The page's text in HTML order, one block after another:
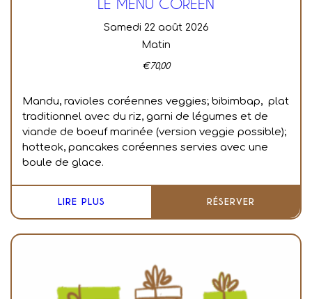
LE MENU CORÉEN
samedi 22 août 2026
Matin
€70,00
Mandu, ravioles coréennes veggies; bibimbap, plat
traditionnel avec du riz, garni de légumes et de
viande de boeuf marinée (version veggie possible);
hotteok, pancakes coréennes servies avec une
boule de glace.
LIRE PLUS RÉSERVER